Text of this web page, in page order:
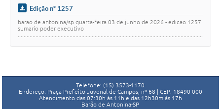
Edição nº 1257
barao de antonina/sp quarta-feira 03 de junho de 2026 - edicao 1257
sumario poder executivo
Telefone: (15) 3573-1170
Endereço: Praça Prefeito Juvenal de Campos, nº 68 | CEP: 18490-000
Atendimento das 07:30h às 11h e das 12h30m às 17h
Barão de Antonina-SP